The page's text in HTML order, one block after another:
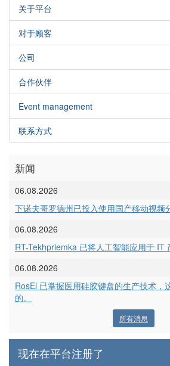
关于平台
对于顾客
公司
合作伙伴
Event management
联系方式
新闻
06.08.2026
下诺夫哥罗德州已投入使用国产移动视频
06.08.2026
RT-Tekhpriemka 已将人工智能应用于 IT
06.08.2026
RosEl 已掌握医用硅胶键盘的生产技术，
的。
所有消息
现在在平台注册了